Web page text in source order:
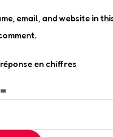
email, and website in
en chiffres